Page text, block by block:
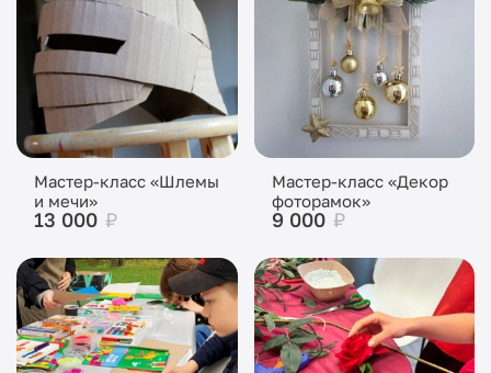
Мастер-класс «Шлемы
и мечи»
13 000 ₽
Мастер-класс «Декор
фоторамок»
9 000 ₽